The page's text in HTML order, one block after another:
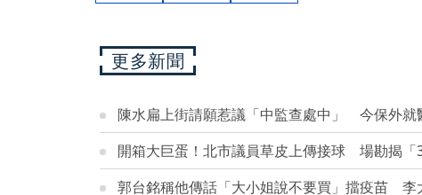
更多新聞
陳水扁上街請願惹議「中監查處中」 今保外就
開箱大巨蛋！北市議員草皮上傳接球 場勘揭「3
郭台銘稱他傳話「大小姐說不要買」擋疫苗 李